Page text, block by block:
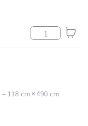
Uni gold
– 118 cm×490 cm